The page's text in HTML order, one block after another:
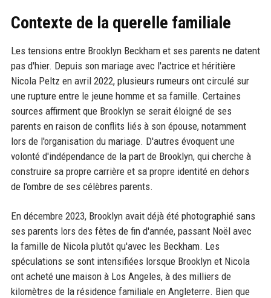
Contexte de la querelle familiale
Les tensions entre Brooklyn Beckham et ses parents ne datent
pas d'hier. Depuis son mariage avec l'actrice et héritière
Nicola Peltz en avril 2022, plusieurs rumeurs ont circulé sur
une rupture entre le jeune homme et sa famille. Certaines
sources affirment que Brooklyn se serait éloigné de ses
parents en raison de conflits liés à son épouse, notamment
lors de l'organisation du mariage. D'autres évoquent une
volonté d'indépendance de la part de Brooklyn, qui cherche à
construire sa propre carrière et sa propre identité en dehors
de l'ombre de ses célèbres parents.
En décembre 2023, Brooklyn avait déjà été photographié sans
ses parents lors des fêtes de fin d'année, passant Noël avec
la famille de Nicola plutôt qu'avec les Beckham. Les
spéculations se sont intensifiées lorsque Brooklyn et Nicola
ont acheté une maison à Los Angeles, à des milliers de
kilomètres de la résidence familiale en Angleterre. Bien que